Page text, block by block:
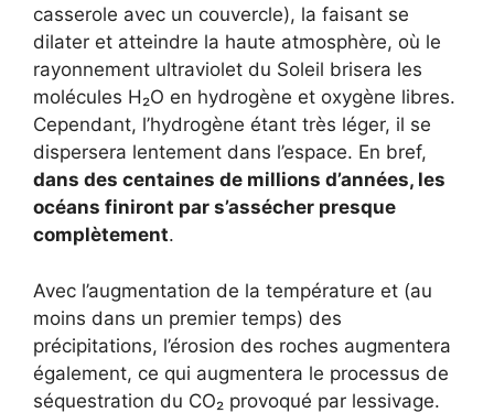
casserole avec un couvercle), la faisant se
dilater et atteindre la haute atmosphère, où le
rayonnement ultraviolet du Soleil brisera les
molécules H₂O en hydrogène et oxygène libres.
Cependant, l’hydrogène étant très léger, il se
dispersera lentement dans l’espace. En bref,
dans des centaines de millions d’années, les
océans finiront par s’assécher presque
complètement.
Avec l’augmentation de la température et (au
moins dans un premier temps) des
précipitations, l’érosion des roches augmentera
également, ce qui augmentera le processus de
séquestration du CO₂ provoqué par lessivage.